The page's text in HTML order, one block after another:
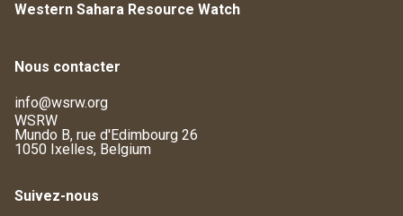
Western Sahara Resource Watch
Nous contacter
info@wsrw.org
WSRW
Mundo B, rue d'Edimbourg 26
1050 Ixelles, Belgium
Suivez-nous